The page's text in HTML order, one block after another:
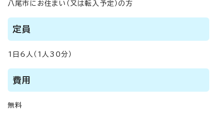
八尾市にお住まい（又は転入予定）の方
定員
1日6人（1人30分）
費用
無料